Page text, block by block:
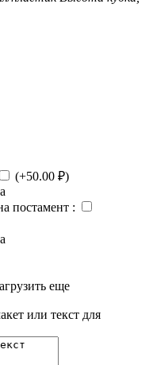
(+50.00 ₽)
постамент :
еще
или текст для